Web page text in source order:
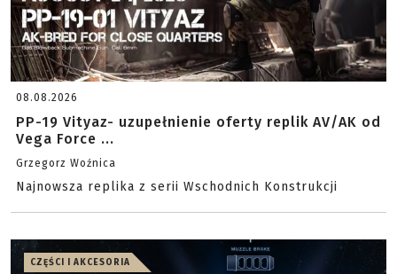
08.08.2026
PP-19 Vityaz- uzupełnienie oferty replik AV/AK od
Vega Force ...
Grzegorz Woźnica
Najnowsza replika z serii Wschodnich Konstrukcji
CZĘŚCI I AKCESORIA